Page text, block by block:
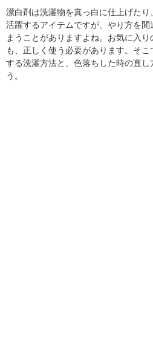
漂白剤は洗濯物を真っ白に仕上げた
活躍するアイテムですが、やり方を
まうことがありますよね。お気に入
も、正しく使う必要があります。そ
する洗濯方法と、色落ちした時の直し
う。